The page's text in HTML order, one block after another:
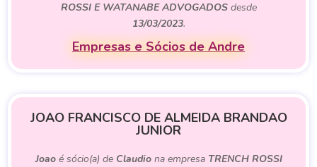
ROSSI E WATANABE ADVOGADOSdesde
13/03/2023.
Empresas e Sócios de Andre
JOAO FRANCISCO DE ALMEIDA BRANDAO
JUNIOR
Joaoé sócio(a) de Claudiona empresa TRENCH ROSSI